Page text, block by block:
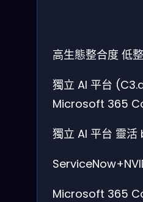
高生態整合度 低
獨立 AI 平台
Microsoft 365
獨立 AI 平台 靈活
Microsoft 365